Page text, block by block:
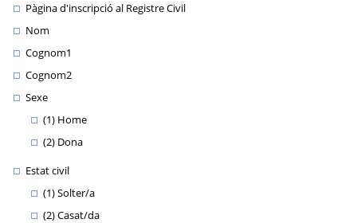
Pàgina d'inscripció al Registre Civil
Nom
Cognom1
Cognom2
Sexe
(1) Home
(2) Dona
Estat civil
(1) Solter/a
(2) Casat/da